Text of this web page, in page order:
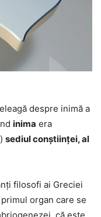
despre inimă a
inima era
sediul conştiinţei, al
filosofi ai Greciei
organ care se